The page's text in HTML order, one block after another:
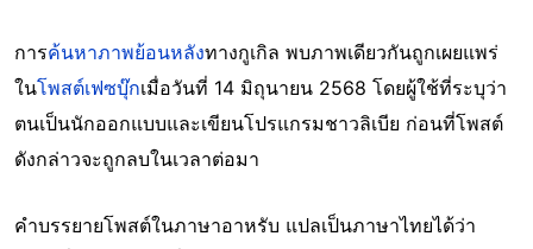
การค้นหาภาพย้อนหลังทางกูเกิล พบภาพเดียวกันถูกเผยแพร่
ในโพสต์เฟซบุ๊กเมื่อวันที่ 14 มิถุนายน 2568 โดยผู้ใช้ที่ระบุว่า
ตนเป็นนักออกแบบและเขียนโปรแกรมชาวลิเบีย ก่อนที่โพสต์
ดังกล่าวจะถูกลบในเวลาต่อมา
คำบรรยายโพสต์ในภาษาอาหรับ แปลเป็นภาษาไทยได้ว่า